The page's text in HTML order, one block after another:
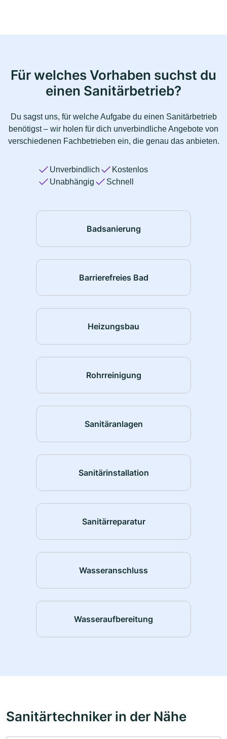
Für welches Vorhaben suchst du
einen Sanitärbetrieb?
Du sagst uns, für welche Aufgabe du einen Sanitärbetrieb
benötigst – wir holen für dich unverbindliche Angebote von
verschiedenen Fachbetrieben ein, die genau das anbieten.
Unverbindlich
Kostenlos
Unabhängig
Schnell
Badsanierung
Barrierefreies Bad
Heizungsbau
Rohrreinigung
Sanitäranlagen
Sanitärinstallation
Sanitärreparatur
Wasseranschluss
Wasseraufbereitung
Sanitärtechniker in der Nähe